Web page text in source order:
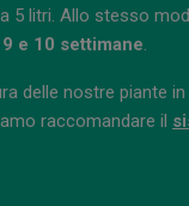
5 litri. Allo stesso
9 e 10 settimane.
delle nostre piante
raccomandare il